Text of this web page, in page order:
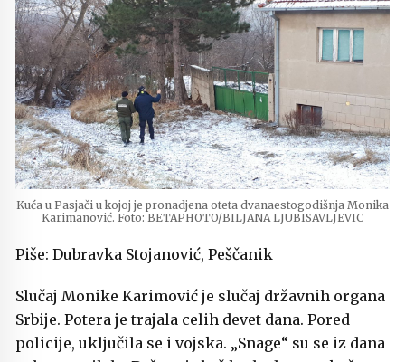
Kuća u Pasjači u kojoj je pronadjena oteta dvanaestogodišnja Monika
Karimanović. Foto: BETAPHOTO/BILJANA LJUBISAVLJEVIC
Piše: Dubravka Stojanović, Peščanik
Slučaj Monike Karimović je slučaj državnih organa
Srbije. Potera je trajala celih devet dana. Pored
policije, uključila se i vojska. „Snage“ su se iz dana